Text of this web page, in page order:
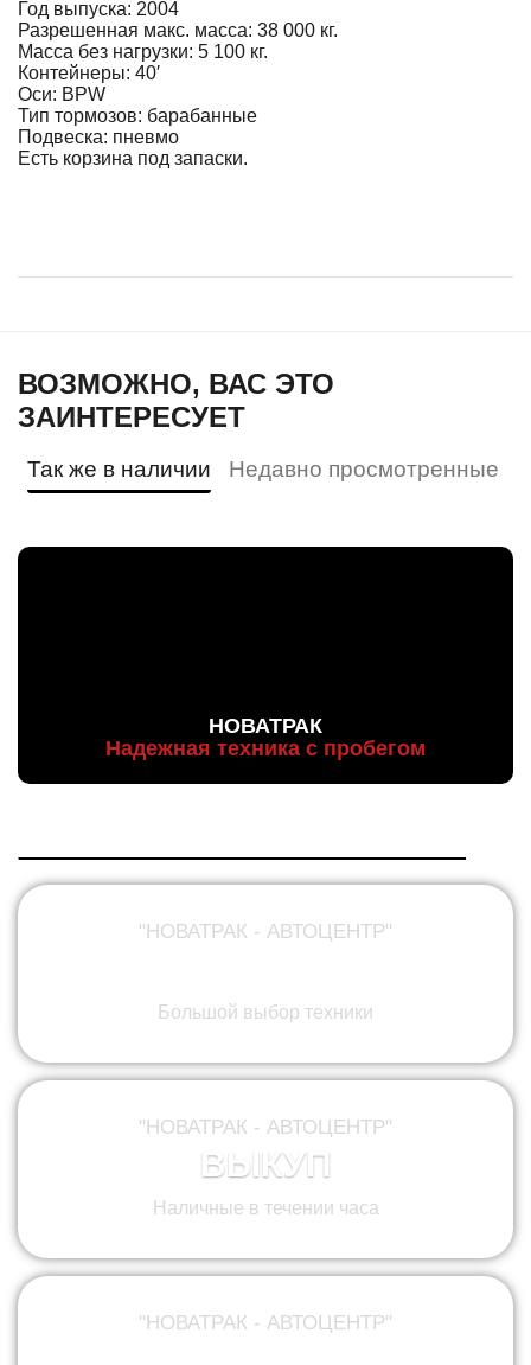
Год выпуска: 2004
Разрешенная макс. масса: 38 000 кг.
Масса без нагрузки: 5 100 кг.
Контейнеры: 40′
Оси: BPW
Тип тормозов: барабанные
Подвеска: пневмо
Есть корзина под запаски.
ВОЗМОЖНО, ВАС ЭТО
ЗАИНТЕРЕСУЕТ
Так же в наличии Недавно просмотренные
НОВАТРАК
Надежная техника с пробегом
"НОВАТРАК - АВТОЦЕНТР"
Большой выбор техники
"НОВАТРАК - АВТОЦЕНТР"
ВЫКУП
Наличные в течении часа
"НОВАТРАК - АВТОЦЕНТР"